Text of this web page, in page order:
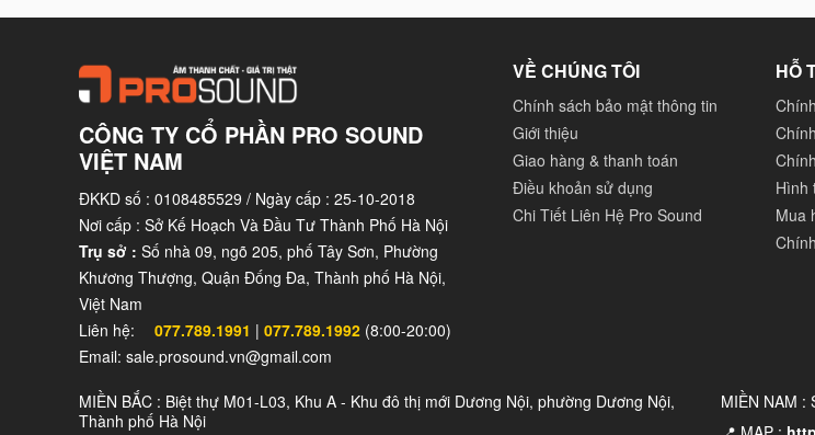
Loa karaoke JBL XS10 mang đến âm thanh chân thực
Loa JBL XS10 được đánh giá cao về chất lượng âm thanh chân thực mà nó mang đến.
CÔNG TY CỔ PHẦN PRO SOUND
VIỆT NAM
ĐKKD số : 0108485529 / Ngày cấp : 25-10-2018
Nơi cấp : Sở Kế Hoạch Và Đầu Tư Thành Phố Hà Nội
Trụ sở : Số nhà 09, ngõ 205, phố Tây Sơn, Phường
Khương Thượng, Quận Đống Đa, Thành phố Hà Nội,
Việt Nam
Liên hệ:
077.789.1991 | 077.789.1992 (8:00-20:00)
Email: sale.prosound.vn@gmail.com
VỀ CHÚNG TÔI
Chính sách bảo mật thông tin
Giới thiệu
Giao hàng & thanh toán
Điều khoản sử dụng
Chi Tiết Liên Hệ Pro Sound
HỖ
Hình
Mua
MIỀN BẮC : Biệt thự M01-L03, Khu A - Khu đô thị mới Dương Nội, phường Dương Nội,
Thành phố Hà Nội
MIỀN NAM :